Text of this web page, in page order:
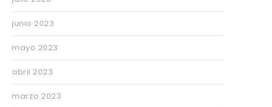
junio 2023
mayo 2023
abril 2023
marzo 2023